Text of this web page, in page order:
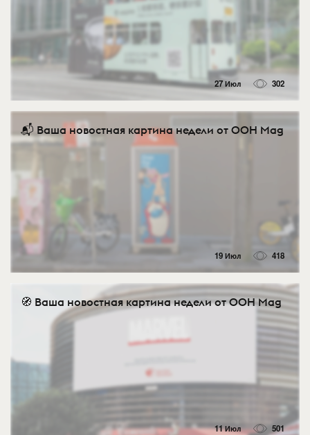
27 Июл 302
📬 Ваша новостная картина недели от OOH Mag
19 Июл 418
🧭 Ваша новостная картина недели от OOH Mag
11 Июл 501